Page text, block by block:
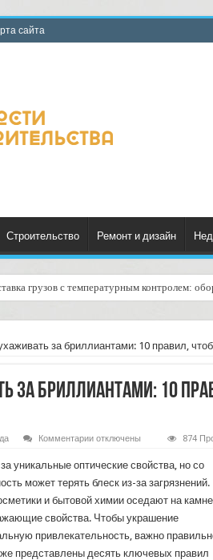
сайта
Строительство Ремонт и дизайн
грузов с температурным контролем:
за бриллиантами: 10 правил,
за бриллиантами: 10
Комментариик
ухаживать
за
бриллиантами:
10
чтобы
сохранить
их
блеск
отключены 874
уникальные оптические свойства, но со
может терять блеск из-за загрязнений.
и бытовой химии оседают на
свойства. Чтобы украшение
привлекательность, важно
представлены десять ключевых правил